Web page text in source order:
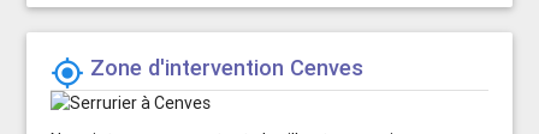
 Zone d'intervention Cenves